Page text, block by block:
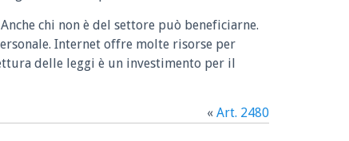
chi non è del settore può beneficiarne.
Internet offre molte risorse per
delle leggi è un investimento per il
« Art. 2480